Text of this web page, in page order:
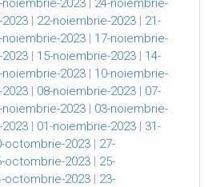
noiembrie-2023
24-noiembrie-
| 22-noiembrie-2023 | 21-
noiembrie-2023 | 17-noiembrie-
| 15-noiembrie-2023 | 14-
noiembrie-2023 | 10-noiembrie-
| 08-noiembrie-2023 | 07-
noiembrie-2023 | 03-noiembrie-
| 01-noiembrie-2023 | 31-
octombrie-2023 | 27-
octombrie-2023 | 25-
octombrie-2023 | 23-